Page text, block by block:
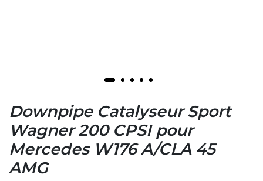
Downpipe Catalyseur Sport
Wagner 200 CPSI pour
Mercedes W176 A/CLA 45
AMG